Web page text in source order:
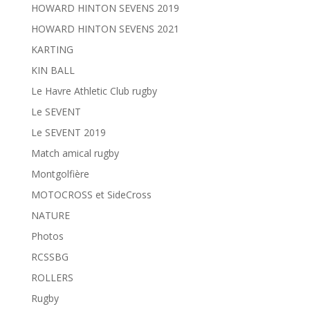
HOWARD HINTON SEVENS 2019
HOWARD HINTON SEVENS 2021
KARTING
KIN BALL
Le Havre Athletic Club rugby
Le SEVENT
Le SEVENT 2019
Match amical rugby
Montgolfière
MOTOCROSS et SideCross
NATURE
Photos
RCSSBG
ROLLERS
Rugby